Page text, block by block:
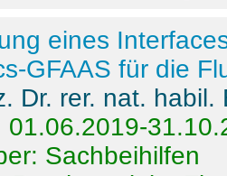
eines
GFAAS für die
Dr. rer. nat.
01.06.2019-
Sachbeihilfen